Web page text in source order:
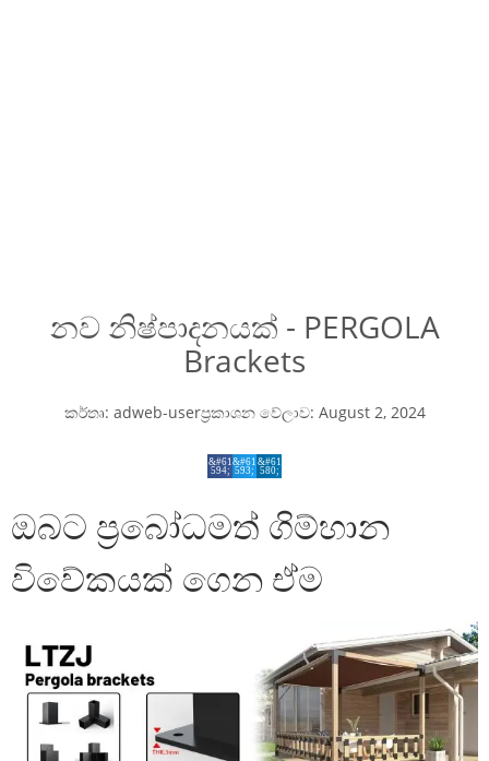
නව නිෂ්පාදනයක් - PERGOLA
Brackets
කර්තෘ: adweb-userප්‍රකාශන වේලාව: August 2, 2024
ඔබට ප්‍රබෝධමත් ගිම්හාන
විවේකයක් ගෙන ඒම